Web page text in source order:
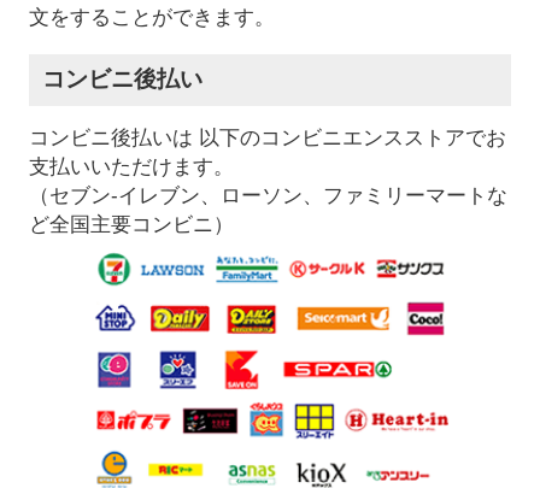
文をすることができます。
コンビニ後払い
コンビニ後払いは 以下のコンビニエンスストアでお
支払いいただけます。
（セブン-イレブン、ローソン、ファミリーマートな
ど全国主要コンビニ）